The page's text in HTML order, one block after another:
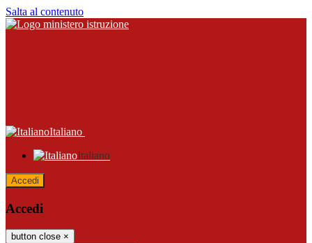
Salta al contenuto
Italiano
Italiano
Accedi
Accedi
button close ×